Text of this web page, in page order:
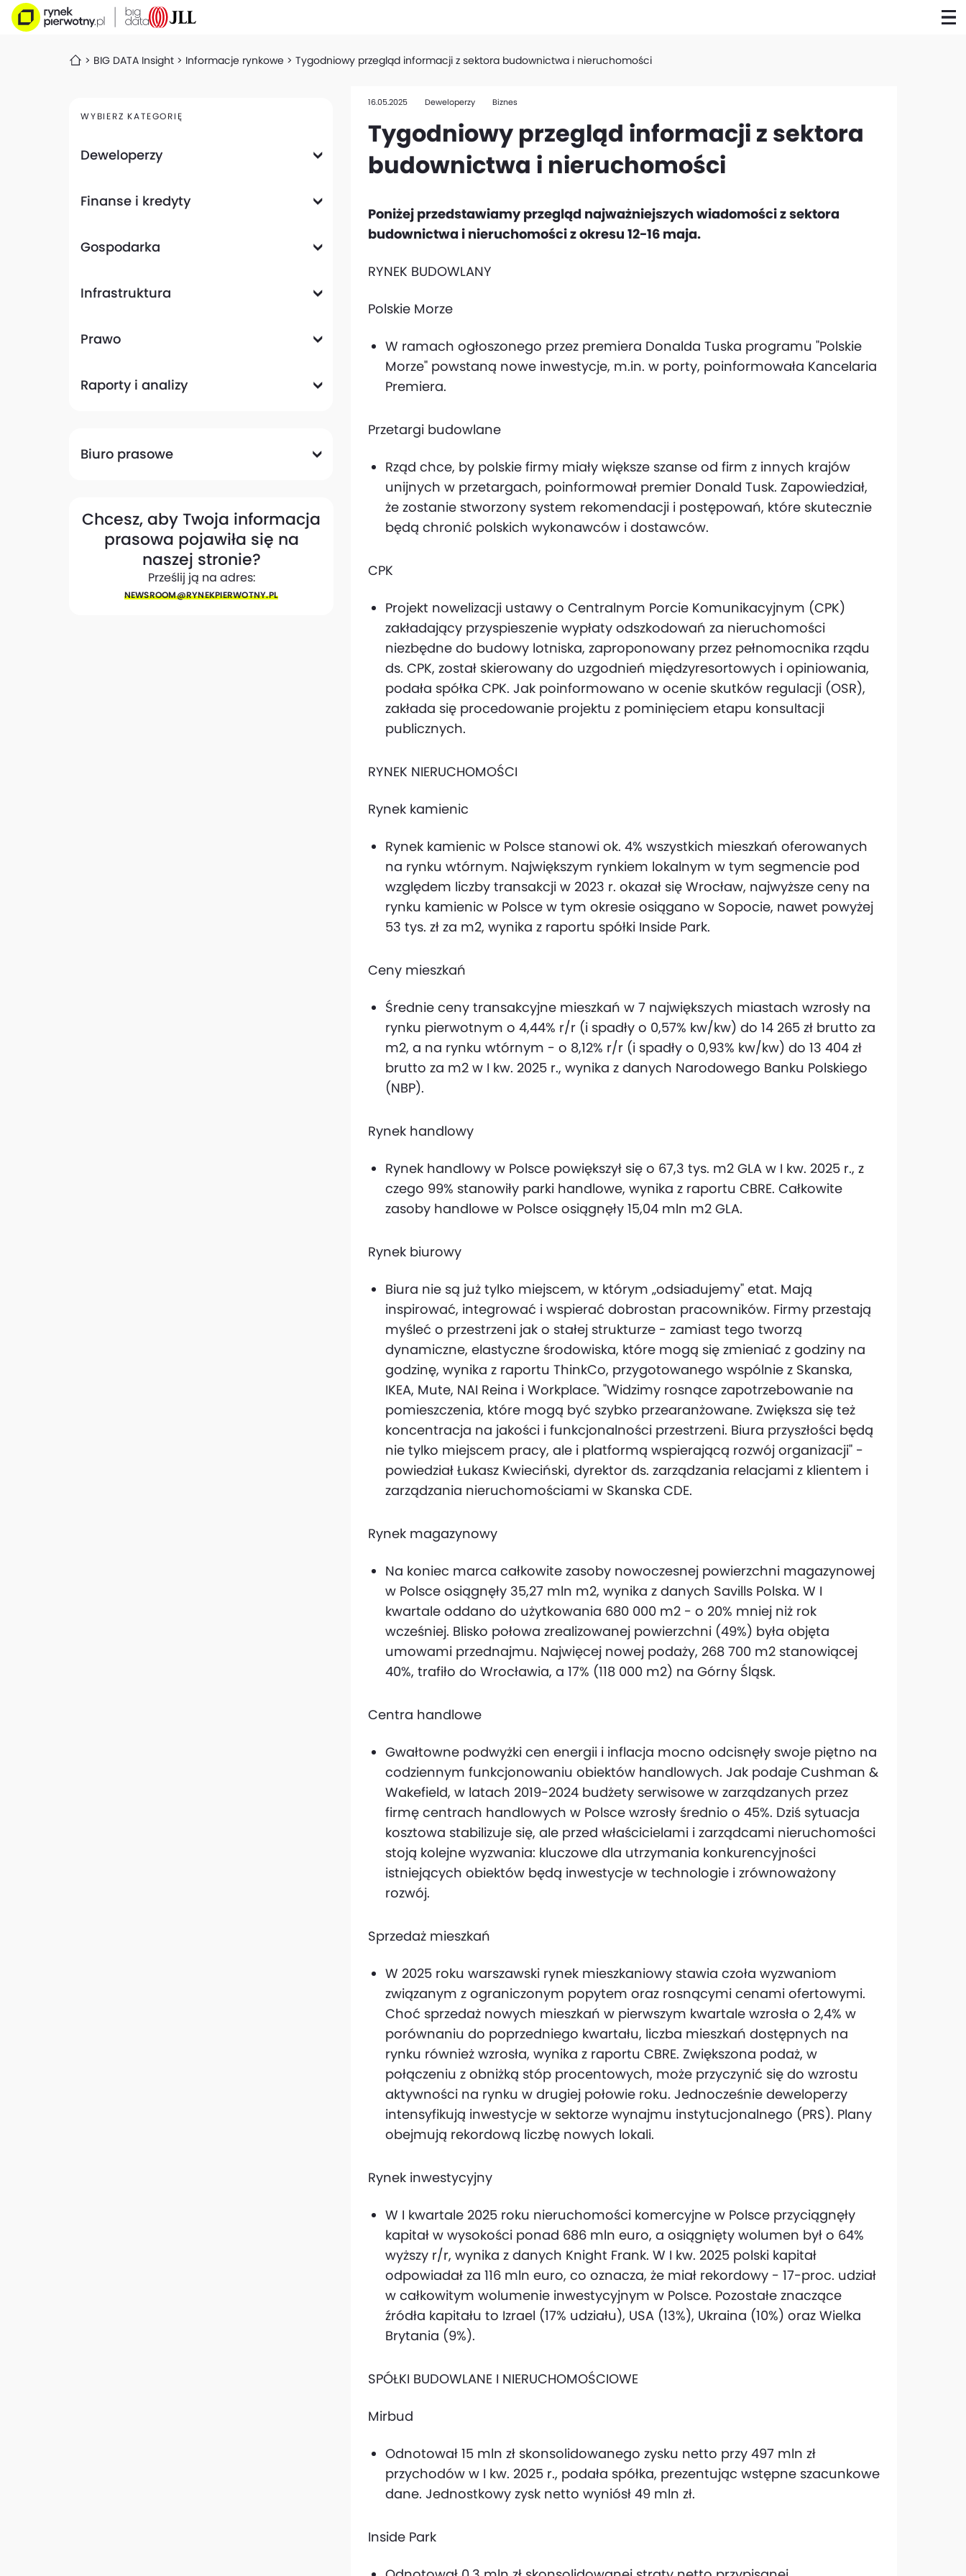
BIG DATA Insight Informacje rynkowe Tygodniowy przegląd informacji z sektora budownictwa i nieruchomości
WYBIERZ KATEGORIĘ
Deweloperzy
Finanse i kredyty
Gospodarka
Infrastruktura
Prawo
Raporty i analizy
Biuro prasowe
Chcesz, aby Twoja informacja
prasowa pojawiła się na
naszej stronie?
Prześlij ją na adres:
NEWSROOM@​RYNEKPIERWOTNY.PL
16.05.2025 Deweloperzy Biznes
Tygodniowy przegląd informacji z sektora
budownictwa i nieruchomości
Poniżej przedstawiamy przegląd najważniejszych wiadomości z sektora
budownictwa i nieruchomości z okresu 12-16 maja.
RYNEK BUDOWLANY
Polskie Morze
W ramach ogłoszonego przez premiera Donalda Tuska programu "Polskie
Morze" powstaną nowe inwestycje, m.in. w porty, poinformowała Kancelaria
Premiera.
Przetargi budowlane
Rząd chce, by polskie firmy miały większe szanse od firm z innych krajów
unijnych w przetargach, poinformował premier Donald Tusk. Zapowiedział,
że zostanie stworzony system rekomendacji i postępowań, które skutecznie
będą chronić polskich wykonawców i dostawców.
CPK
Projekt nowelizacji ustawy o Centralnym Porcie Komunikacyjnym (CPK)
zakładający przyspieszenie wypłaty odszkodowań za nieruchomości
niezbędne do budowy lotniska, zaproponowany przez pełnomocnika rządu
ds. CPK, został skierowany do uzgodnień międzyresortowych i opiniowania,
podała spółka CPK. Jak poinformowano w ocenie skutków regulacji (OSR),
zakłada się procedowanie projektu z pominięciem etapu konsultacji
publicznych.
RYNEK NIERUCHOMOŚCI
Rynek kamienic
Rynek kamienic w Polsce stanowi ok. 4% wszystkich mieszkań oferowanych
na rynku wtórnym. Największym rynkiem lokalnym w tym segmencie pod
względem liczby transakcji w 2023 r. okazał się Wrocław, najwyższe ceny na
rynku kamienic w Polsce w tym okresie osiągano w Sopocie, nawet powyżej
53 tys. zł za m2, wynika z raportu spółki Inside Park.
Ceny mieszkań
Średnie ceny transakcyjne mieszkań w 7 największych miastach wzrosły na
rynku pierwotnym o 4,44% r/r (i spadły o 0,57% kw/kw) do 14 265 zł brutto za
m2, a na rynku wtórnym - o 8,12% r/r (i spadły o 0,93% kw/kw) do 13 404 zł
brutto za m2 w I kw. 2025 r., wynika z danych Narodowego Banku Polskiego
(NBP).
Rynek handlowy
Rynek handlowy w Polsce powiększył się o 67,3 tys. m2 GLA w I kw. 2025 r., z
czego 99% stanowiły parki handlowe, wynika z raportu CBRE. Całkowite
zasoby handlowe w Polsce osiągnęły 15,04 mln m2 GLA.
Rynek biurowy
Biura nie są już tylko miejscem, w którym „odsiadujemy" etat. Mają
inspirować, integrować i wspierać dobrostan pracowników. Firmy przestają
myśleć o przestrzeni jak o stałej strukturze - zamiast tego tworzą
dynamiczne, elastyczne środowiska, które mogą się zmieniać z godziny na
godzinę, wynika z raportu ThinkCo, przygotowanego wspólnie z Skanska,
IKEA, Mute, NAI Reina i Workplace. "Widzimy rosnące zapotrzebowanie na
pomieszczenia, które mogą być szybko przearanżowane. Zwiększa się też
koncentracja na jakości i funkcjonalności przestrzeni. Biura przyszłości będą
nie tylko miejscem pracy, ale i platformą wspierającą rozwój organizacji" -
powiedział Łukasz Kwieciński, dyrektor ds. zarządzania relacjami z klientem i
zarządzania nieruchomościami w Skanska CDE.
Rynek magazynowy
Na koniec marca całkowite zasoby nowoczesnej powierzchni magazynowej
w Polsce osiągnęły 35,27 mln m2, wynika z danych Savills Polska. W I
kwartale oddano do użytkowania 680 000 m2 - o 20% mniej niż rok
wcześniej. Blisko połowa zrealizowanej powierzchni (49%) była objęta
umowami przednajmu. Najwięcej nowej podaży, 268 700 m2 stanowiącej
40%, trafiło do Wrocławia, a 17% (118 000 m2) na Górny Śląsk.
Centra handlowe
Gwałtowne podwyżki cen energii i inflacja mocno odcisnęły swoje piętno na
codziennym funkcjonowaniu obiektów handlowych. Jak podaje Cushman &
Wakefield, w latach 2019-2024 budżety serwisowe w zarządzanych przez
firmę centrach handlowych w Polsce wzrosły średnio o 45%. Dziś sytuacja
kosztowa stabilizuje się, ale przed właścicielami i zarządcami nieruchomości
stoją kolejne wyzwania: kluczowe dla utrzymania konkurencyjności
istniejących obiektów będą inwestycje w technologie i zrównoważony
rozwój.
Sprzedaż mieszkań
W 2025 roku warszawski rynek mieszkaniowy stawia czoła wyzwaniom
związanym z ograniczonym popytem oraz rosnącymi cenami ofertowymi.
Choć sprzedaż nowych mieszkań w pierwszym kwartale wzrosła o 2,4% w
porównaniu do poprzedniego kwartału, liczba mieszkań dostępnych na
rynku również wzrosła, wynika z raportu CBRE. Zwiększona podaż, w
połączeniu z obniżką stóp procentowych, może przyczynić się do wzrostu
aktywności na rynku w drugiej połowie roku. Jednocześnie deweloperzy
intensyfikują inwestycje w sektorze wynajmu instytucjonalnego (PRS). Plany
obejmują rekordową liczbę nowych lokali.
Rynek inwestycyjny
W I kwartale 2025 roku nieruchomości komercyjne w Polsce przyciągnęły
kapitał w wysokości ponad 686 mln euro, a osiągnięty wolumen był o 64%
wyższy r/r, wynika z danych Knight Frank. W I kw. 2025 polski kapitał
odpowiadał za 116 mln euro, co oznacza, że miał rekordowy - 17-proc. udział
w całkowitym wolumenie inwestycyjnym w Polsce. Pozostałe znaczące
źródła kapitału to Izrael (17% udziału), USA (13%), Ukraina (10%) oraz Wielka
Brytania (9%).
SPÓŁKI BUDOWLANE I NIERUCHOMOŚCIOWE
Mirbud
Odnotował 15 mln zł skonsolidowanego zysku netto przy 497 mln zł
przychodów w I kw. 2025 r., podała spółka, prezentując wstępne szacunkowe
dane. Jednostkowy zysk netto wyniósł 49 mln zł.
Inside Park